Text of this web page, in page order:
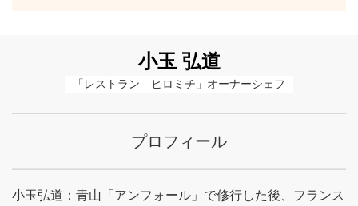
小玉 弘道
「レストラン　ヒロミチ」オーナーシェフ
プロフィール
小玉弘道：青山「アンフォール」で修行した後、フランス